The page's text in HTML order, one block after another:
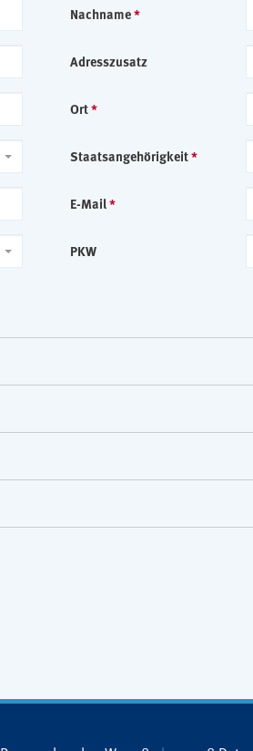
Nachname*
Adresszusatz
Ort*
Staatsangehörigkeit*
E-Mail*
PKW